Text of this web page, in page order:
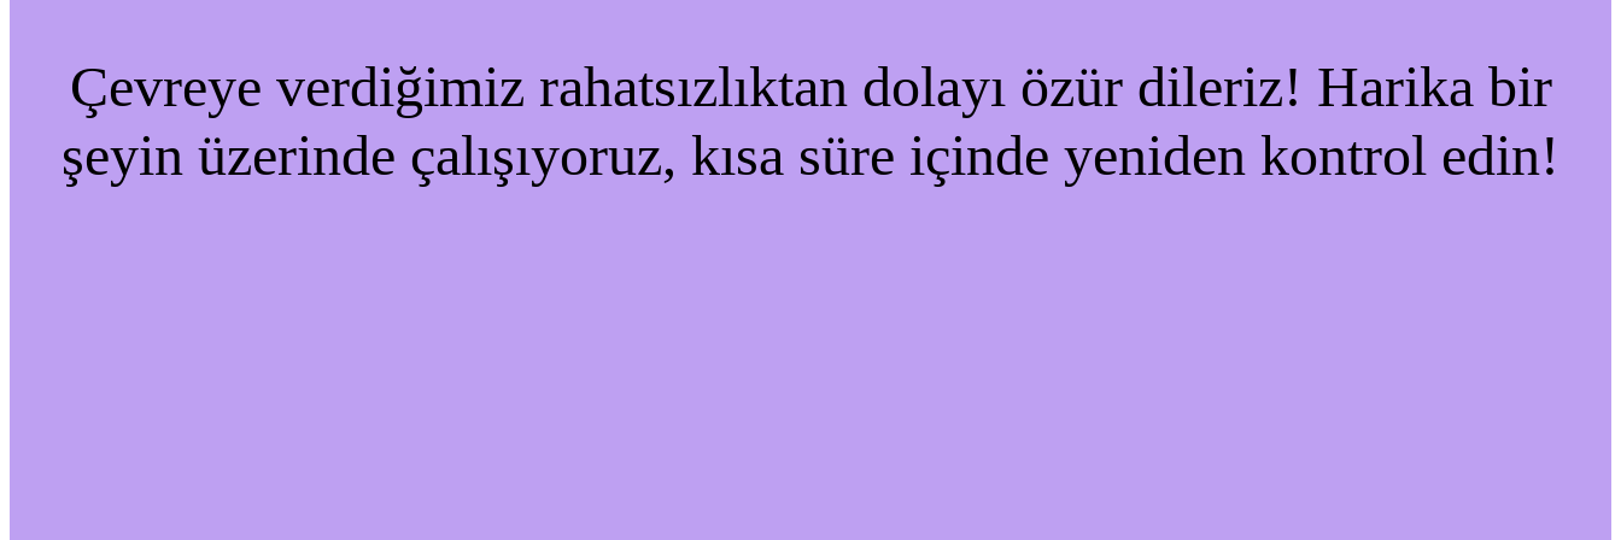
Çevreye verdiğimiz rahatsızlıktan dolayı özür dileriz! Harika bir
şeyin üzerinde çalışıyoruz, kısa süre içinde yeniden kontrol edin!